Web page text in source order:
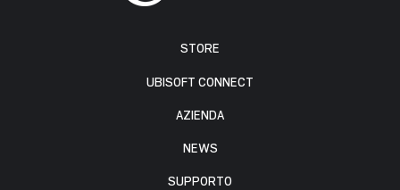
STORE
UBISOFT CONNECT
AZIENDA
NEWS
SUPPORTO